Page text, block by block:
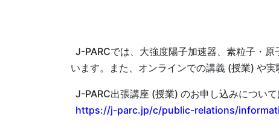
J-PARCでは、大強度陽子加速器、素粒子・
います。また、オンラインでの講義 (授業) や
J-PARC出張講座 (授業) のお申し込みについて
https://j-parc.jp/c/public-relations/